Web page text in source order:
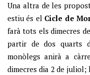
Una altra de les
estiu és el Cicle de
farà tots els dimecres
partir de dos quarts
monòlegs anirà a
dimecres dia 2 de juliol;